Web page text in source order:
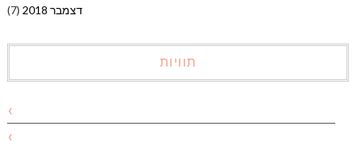
דצמבר 2018
(7)
תוויות